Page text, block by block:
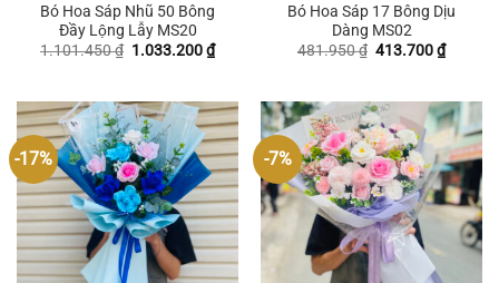
Bó Hoa Sáp Nhũ 50 Bông
Đầy Lộng Lẫy MS20
1.101.450₫ Giá
1.033.200₫Giá
hiện
1.033.200 ₫.
Bó Hoa Sáp 17 Bông Dịu
Dàng MS02
481.950₫ Giá
413.700₫Giá
hiện
-17% -7%